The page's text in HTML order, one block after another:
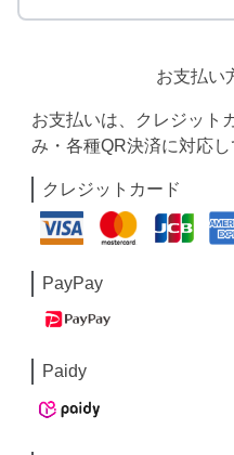
お支払い
お支払いは、クレジット
み・各種QR決済に対応し
クレジットカード
PayPay
Paidy